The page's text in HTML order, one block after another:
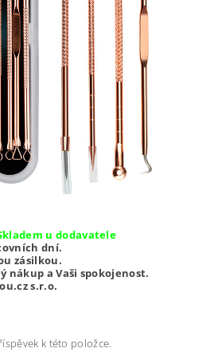
u dodavatele
dní.
zásilkou.
nákup a Vaši spokojenost.
s.r.o.
k této položce.